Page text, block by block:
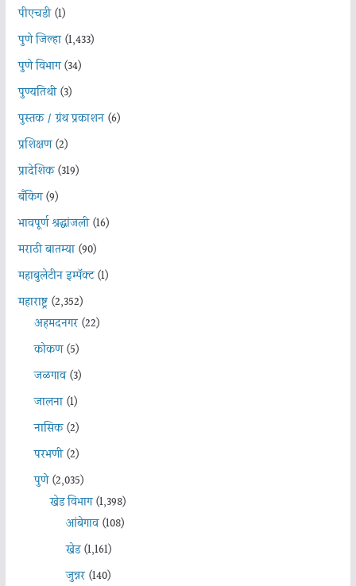
पीएचडी(1)
पुणे जिल्हा(1,433)
पुणे विभाग(34)
पुण्यतिथी(3)
पुस्तक / ग्रंथ प्रकाशन(6)
प्रशिक्षण(2)
प्रादेशिक(319)
बँकिंग(9)
भावपूर्ण श्रद्धांजली(16)
मराठी बातम्या(90)
महाबुलेटीन इम्पॅक्ट(1)
महाराष्ट्र(2,352)
अहमदनगर(22)
कोकण(5)
जळगाव(3)
जालना(1)
नासिक(2)
परभणी(2)
पुणे(2,035)
खेड विभाग(1,398)
आंबेगाव(108)
खेड(1,161)
जुन्नर(140)